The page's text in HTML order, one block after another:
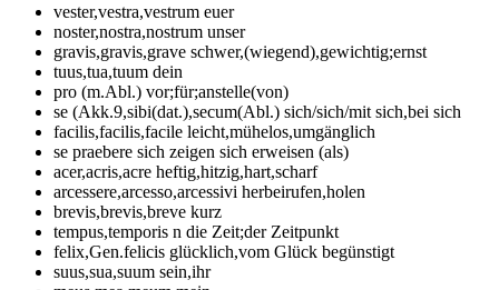
vester,vestra,vestrum euer
noster,nostra,nostrum unser
gravis,gravis,grave schwer,(wiegend),gewichtig;ernst
tuus,tua,tuum dein
pro (m.Abl.) vor;für;anstelle(von)
se (Akk.9,sibi(dat.),secum(Abl.) sich/sich/mit sich,bei sich
facilis,facilis,facile leicht,mühelos,umgänglich
se praebere sich zeigen sich erweisen (als)
acer,acris,acre heftig,hitzig,hart,scharf
arcessere,arcesso,arcessivi herbeirufen,holen
brevis,brevis,breve kurz
tempus,temporis n die Zeit;der Zeitpunkt
felix,Gen.felicis glücklich,vom Glück begünstigt
suus,sua,suum sein,ihr